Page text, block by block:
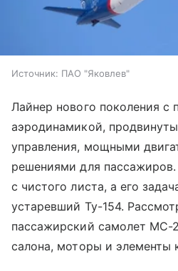
Источник: ПАО "Яковлев"
Лайнер нового поколения с
аэродинамикой,
управления, мощными
решениями для пассажиров.
с чистого листа, а его
устаревший Ту-154.
пассажирский самолет МС-
салона, моторы и элементы